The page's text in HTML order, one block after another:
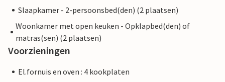
Slaapkamer - 2-persoonsbed(den) (2 plaatsen)
Woonkamer met open keuken - Opklapbed(den) of
matras(sen) (2 plaatsen)
Voorzieningen
El.fornuis en oven : 4 kookplaten